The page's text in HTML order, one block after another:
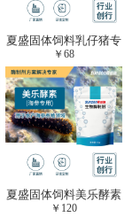
夏盛固体饲料乳仔猪专
用复合酶SFG-0932
￥68
夏盛固体饲料美乐酵素
(水产海参海胆专
￥ 120